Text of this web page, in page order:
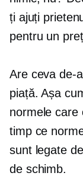
ți ajuți
pentru un
Are ceva de-
piață. Așa
normele care
timp ce
sunt legate
de schimb.